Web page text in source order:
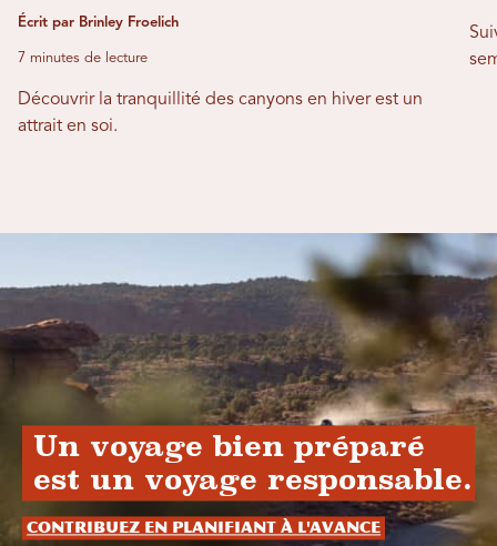
Écrit par Brinley Froelich
7 minutes de lecture
Découvrir la tranquillité des canyons en hiver est un
attrait en soi.
Un voyage bien préparé
est un voyage responsable.
Contribuez en planifiant à l'avance